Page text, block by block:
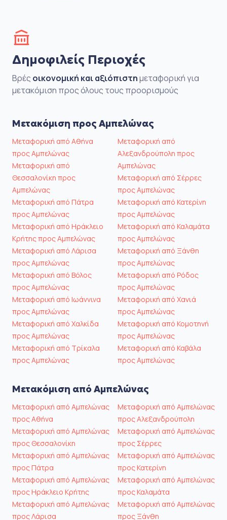
Δημοφιλείς Περιοχές
Βρές οικονομική και αξιόπιστημεταφορική για
μετακόμιση προς όλους τους προορισμούς
Μετακόμιση προς Αμπελώνας
Μεταφορική από Αθήνα
προς Αμπελώνας
Μεταφορική από
Θεσσαλονίκη προς
Αμπελώνας
Μεταφορική από Πάτρα
προς Αμπελώνας
Μεταφορική από Ηράκλειο
Κρήτης προς Αμπελώνας
Μεταφορική από Λάρισα
προς Αμπελώνας
Μεταφορική από Βόλος
προς Αμπελώνας
Μεταφορική από Ιωάννινα
προς Αμπελώνας
Μεταφορική από Χαλκίδα
προς Αμπελώνας
Μεταφορική από Τρίκαλα
προς Αμπελώνας
Μεταφορική από
Αλεξανδρούπολη προς
Αμπελώνας
Μεταφορική από Σέρρες
προς Αμπελώνας
Μεταφορική από Κατερίνη
προς Αμπελώνας
Μεταφορική από Καλαμάτα
προς Αμπελώνας
Μεταφορική από Ξάνθη
προς Αμπελώνας
Μεταφορική από Ρόδος
προς Αμπελώνας
Μεταφορική από Χανιά
προς Αμπελώνας
Μεταφορική από Κομοτηνή
προς Αμπελώνας
Μεταφορική από Καβάλα
προς Αμπελώνας
Μετακόμιση από Αμπελώνας
Μεταφορική από Αμπελώνας
προς Αθήνα
Μεταφορική από Αμπελώνας
προς Θεσσαλονίκη
Μεταφορική από Αμπελώνας
προς Πάτρα
Μεταφορική από Αμπελώνας
προς Ηράκλειο Κρήτης
Μεταφορική από Αμπελώνας
προς Λάρισα
Μεταφορική από Αμπελώνας
προς Αλεξανδρούπολη
Μεταφορική από Αμπελώνας
προς Σέρρες
Μεταφορική από Αμπελώνας
προς Κατερίνη
Μεταφορική από Αμπελώνας
προς Καλαμάτα
Μεταφορική από Αμπελώνας
προς Ξάνθη